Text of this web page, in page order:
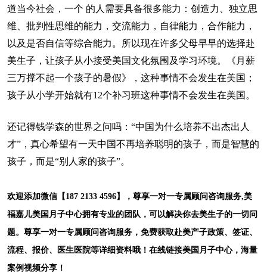
道当今社会，一个 的人需要具备很多能力：创造力、独立思
维、批判性思维的能力，交流能力，自律能力，合作能力，
以及是否自信等综合能力。所以现在许多父母早早的选择赴
美生子，让孩子从小接受美国文化氛围及学习环境。《月薪
三万撑不起一个孩子的暑假》，这种事情不会发生在美国；
孩子从小学开始就有12个补习班这种事情不会发生在美国。
还记得钱学森的世界之问吗：“中国为什么培养不出杰出人
才”，真心希望有一天中国不再培养聪明的孩子，而是智慧的
孩子，而是“别人家的孩子”。
欢迎添加微信【187 2133 4596】，尊享一对一专属顾问咨询服务,美
福嘉儿美国月子中心拥有专业的团队，可以解决你去美生子的一切问
题。尊享一对一专属顾问咨询服务，免费获取赴美产子政策、签证、
流程、报价、医生医院等详细资料哦！在线链接美国月子中心，海量
案例视频分享！